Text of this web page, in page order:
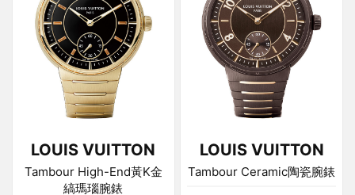
LOUIS VUITTON
Tambour High-End黃K金
縞瑪瑙腕錶
LOUIS VUITTON
Tambour Ceramic陶瓷腕錶